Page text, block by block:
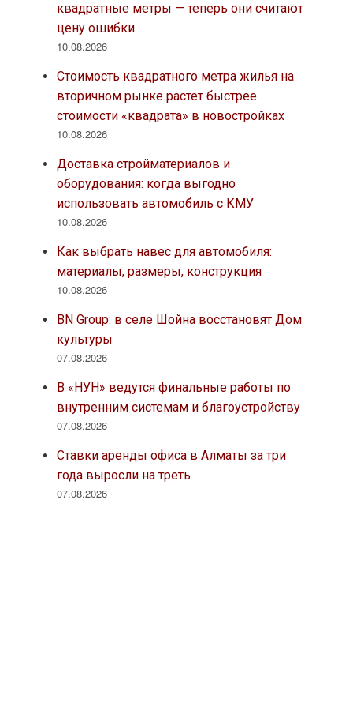
квадратные метры — теперь они считают
цену ошибки
10.08.2026
Стоимость квадратного метра жилья на
вторичном рынке растет быстрее
стоимости «квадрата» в новостройках
10.08.2026
Доставка стройматериалов и
оборудования: когда выгодно
использовать автомобиль с КМУ
10.08.2026
Как выбрать навес для автомобиля:
материалы, размеры, конструкция
10.08.2026
BN Group: в селе Шойна восстановят Дом
культуры
07.08.2026
В «НУН» ведутся финальные работы по
внутренним системам и благоустройству
07.08.2026
Ставки аренды офиса в Алматы за три
года выросли на треть
07.08.2026